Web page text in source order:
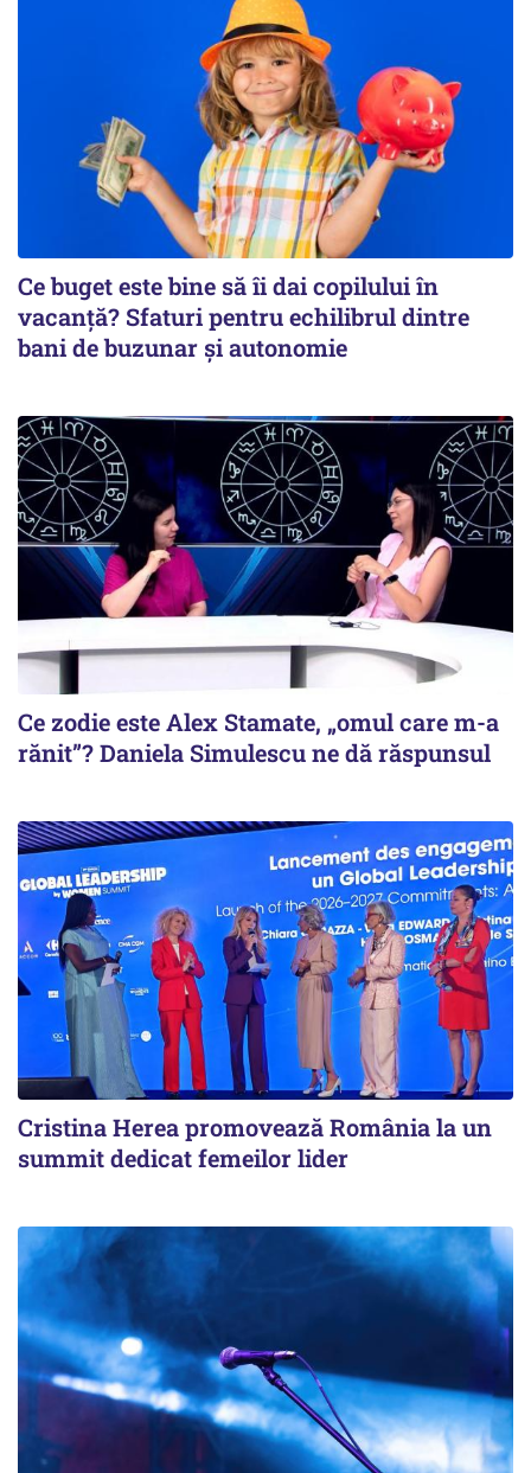
Ce buget este bine să îi dai copilului în
vacanță? Sfaturi pentru echilibrul dintre
bani de buzunar și autonomie
Ce zodie este Alex Stamate, „omul care m-a
rănit”? Daniela Simulescu ne dă răspunsul
Cristina Herea promovează România la un
summit dedicat femeilor lider